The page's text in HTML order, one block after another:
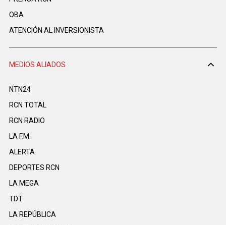
OBA
ATENCIÓN AL INVERSIONISTA
MEDIOS ALIADOS
NTN24
RCN TOTAL
RCN RADIO
LA F.M.
ALERTA
DEPORTES RCN
LA MEGA
TDT
LA REPÚBLICA